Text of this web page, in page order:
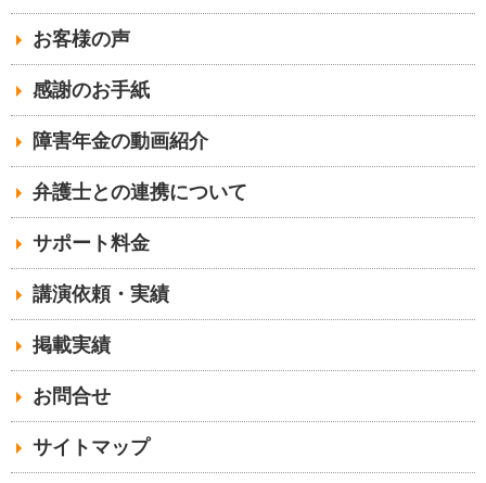
お客様の声
感謝のお手紙
障害年金の動画紹介
弁護士との連携について
サポート料金
講演依頼・実績
掲載実績
お問合せ
サイトマップ